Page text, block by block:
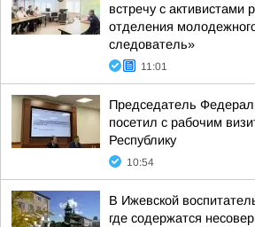
встречу с активистами
отделения
следователь»
11:01
Председатель
посетил с рабочим
Республику
10:54
В Ижевской
где содержатся